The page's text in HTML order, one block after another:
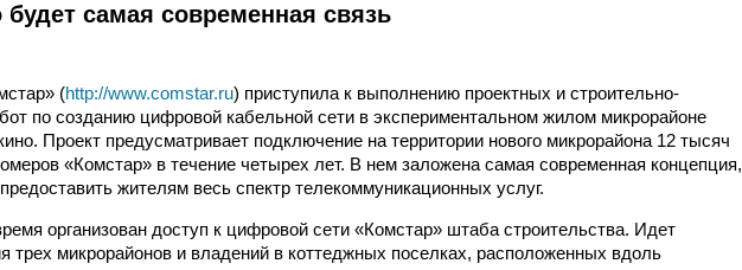
будет самая современная связь
(http://www.comstar.ru) приступила к выполнению проектных и строительно-
по созданию цифровой кабельной сети в экспериментальном жилом микрорайоне
Проект предусматривает подключение на территории нового микрорайона 12 тысяч
«Комстар» в течение четырех лет. В нем заложена самая современная концепция,
жителям весь спектр телекоммуникационных услуг.
организован доступ к цифровой сети «Комстар» штаба строительства. Идет
трех микрорайонов и владений в коттеджных поселках, расположенных вдоль